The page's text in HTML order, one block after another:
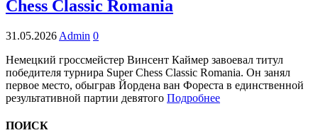
Chess Classic Romania
31.05.2026 Admin 0
Немецкий гроссмейстер Винсент Каймер завоевал титул
победителя турнира Super Chess Classic Romania. Он занял
первое место, обыграв Йордена ван Фореста в единственной
результативной партии девятого Подробнее
ПОИСК